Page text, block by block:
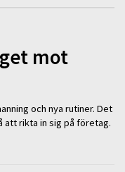
mot
och nya rutiner. Det
att rikta in sig på företag.